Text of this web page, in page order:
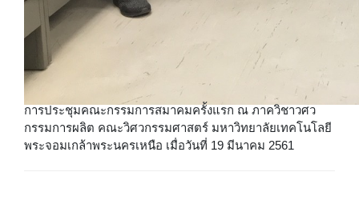
การประชุมคณะกรรมการสมาคมครั้งแรก ณ ภาควิชาวศว
กรรมการผลิต คณะวิศวกรรมศาสตร์ มหาวิทยาลัยเทคโนโลยี
พระจอมเกล้าพระนครเหนือ เมื่อวันที่ 19 มีนาคม 2561